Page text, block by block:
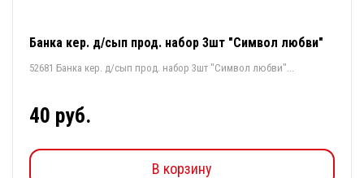
Банка кер. д/сып прод. набор 3шт "Символ любви"
52681 Банка кер. д/сып прод. набор 3шт "Символ любви"...
40 руб.
В корзину